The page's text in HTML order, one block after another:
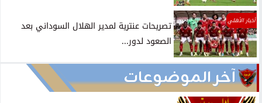
أخبار الأهلي
تصريحات عنترية لمدير الهلال السوداني بعد
الصعود لدور...
آخر الموضوعات